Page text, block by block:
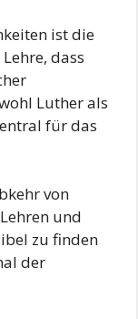
ist die
dass
Luther als
für das
von
und
zu finden
der